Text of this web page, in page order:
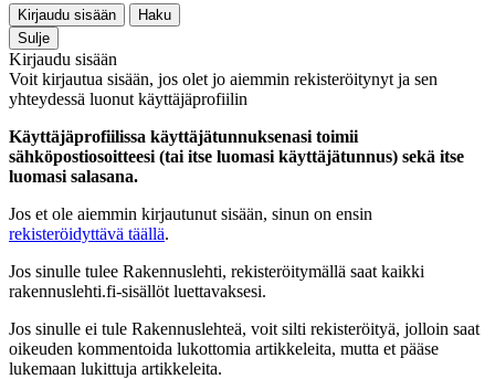
Kirjaudu sisään
Haku
Sulje
Kirjaudu sisään
Voit kirjautua sisään, jos olet jo aiemmin rekisteröitynyt ja sen
yhteydessä luonut käyttäjäprofiilin
Käyttäjäprofiilissa käyttäjätunnuksenasi toimii
sähköpostiosoitteesi (tai itse luomasi käyttäjätunnus) sekä itse
luomasi salasana.
Jos et ole aiemmin kirjautunut sisään, sinun on ensin
rekisteröidyttävä täällä.
Jos sinulle tulee Rakennuslehti, rekisteröitymällä saat kaikki
rakennuslehti.fi-sisällöt luettavaksesi.
Jos sinulle ei tule Rakennuslehteä, voit silti rekisteröityä, jolloin saat
oikeuden kommentoida lukottomia artikkeleita, mutta et pääse
lukemaan lukittuja artikkeleita.